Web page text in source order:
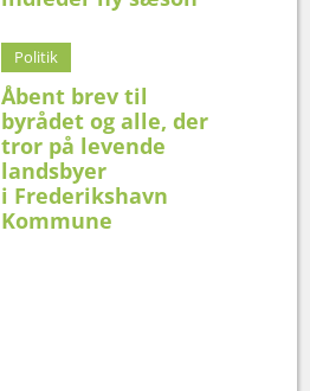
Politik
Åbent brev til
byrådet og alle, der
tror på levende
landsbyer
i Frederikshavn
Kommune